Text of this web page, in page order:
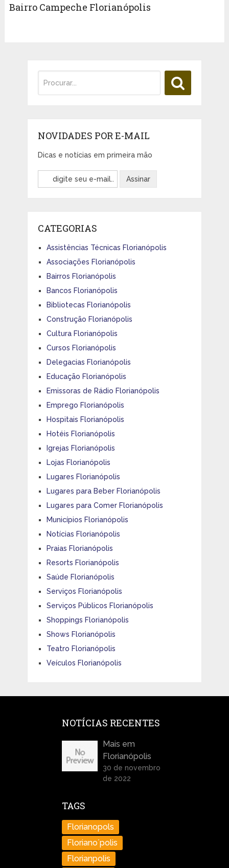
Bairro Campeche Florianópolis
NOVIDADES POR E-MAIL
Dicas e notícias em primeira mão
CATEGORIAS
Assistências Técnicas Florianópolis
Associações Florianópolis
Bairros Florianópolis
Bancos Florianópolis
Bibliotecas Florianópolis
Construção Florianópolis
Cultura Florianópolis
Cursos Florianópolis
Delegacias Florianópolis
Educação Florianópolis
Emissoras de Rádio Florianópolis
Emprego Florianópolis
Hospitais Florianópolis
Hotéis Florianópolis
Igrejas Florianópolis
Lojas Florianópolis
Lugares Florianópolis
Lugares para Beber Florianópolis
Lugares para Comer Florianópolis
Municípios Florianópolis
Notícias Florianópolis
Praias Florianópolis
Resorts Florianópolis
Saúde Florianópolis
Serviços Florianópolis
Serviços Públicos Florianópolis
Shoppings Florianópolis
Shows Florianópolis
Teatro Florianópolis
Veículos Florianópolis
NOTÍCIAS RECENTES
Mais em
Florianópolis
30 de novembro
de 2022
TAGS
Florianopols
Floriano´polis
Florianpolis